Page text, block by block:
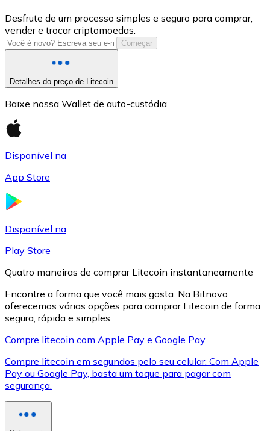
USD Coin
USDC
XRP
XRP
Desfrute de um processo simples e seguro para comprar,
vender e trocar criptomoedas.
Começar
Detalhes do preço de Litecoin
Baixe nossa Wallet de auto-custódia
Disponível na
App Store
Disponível na
Play Store
Quatro maneiras de comprar Litecoin instantaneamente
Encontre a forma que você mais gosta. Na Bitnovo
oferecemos várias opções para comprar Litecoin de forma
segura, rápida e simples.
Compre litecoin com Apple Pay e Google Pay
Compre litecoin em segundos pelo seu celular. Com Apple
Pay ou Google Pay, basta um toque para pagar com
segurança.